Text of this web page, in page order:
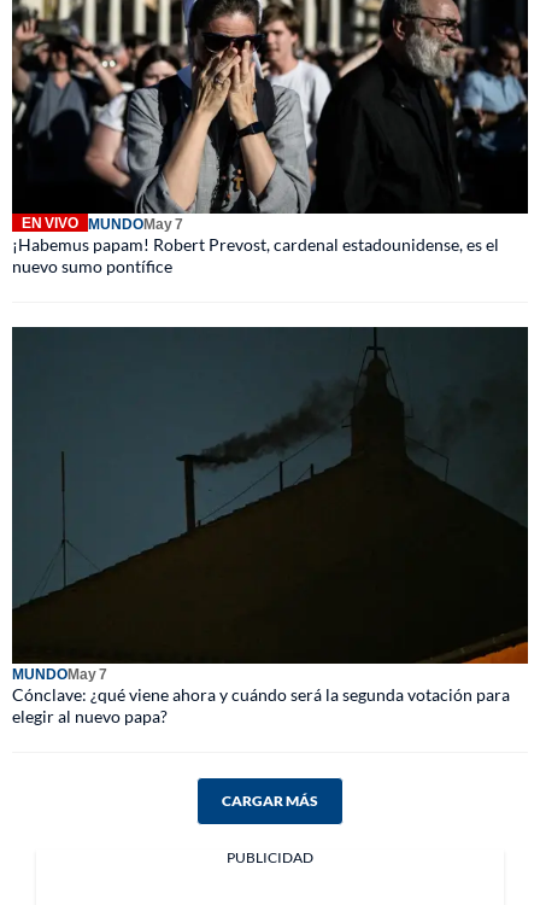
EN VIVO MUNDOMay 7
¡Habemus papam! Robert Prevost, cardenal estadounidense, es el
nuevo sumo pontífice
MUNDOMay 7
Cónclave: ¿qué viene ahora y cuándo será la segunda votación para
elegir al nuevo papa?
CARGAR MÁS
PUBLICIDAD